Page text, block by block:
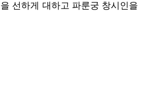
선하게 대하고 파룬궁 창시인을